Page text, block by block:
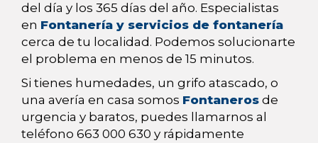
del día y los 365 días del año. Especialistas
en Fontanería y servicios de fontanería
cerca de tu localidad. Podemos solucionarte
el problema en menos de 15 minutos.
Si tienes humedades, un grifo atascado, o
una avería en casa somos Fontaneros de
urgencia y baratos, puedes llamarnos al
teléfono 663 000 630 y rápidamente